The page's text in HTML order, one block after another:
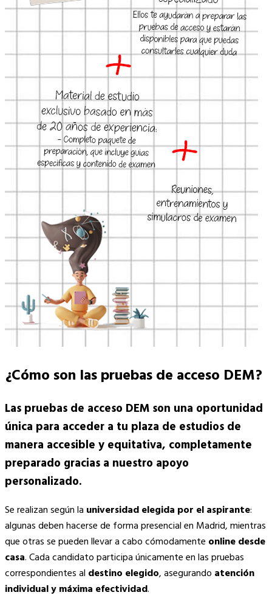
¿Cómo son las pruebas de acceso DEM?
Las pruebas de acceso DEM son una oportunidad
única para acceder a tu plaza de estudios de
manera accesible y equitativa, completamente
preparado gracias a nuestro apoyo
personalizado.
Se realizan según la universidad elegida por el aspirante:
algunas deben hacerse de forma presencial en Madrid, mientras
que otras se pueden llevar a cabo cómodamente online desde
casa. Cada candidato participa únicamente en las pruebas
correspondientes al destino elegido, asegurando atención
individual y máxima efectividad.